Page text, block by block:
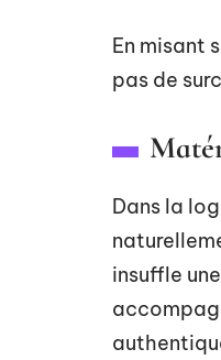
En misant
pas de
Dans la
insuffle